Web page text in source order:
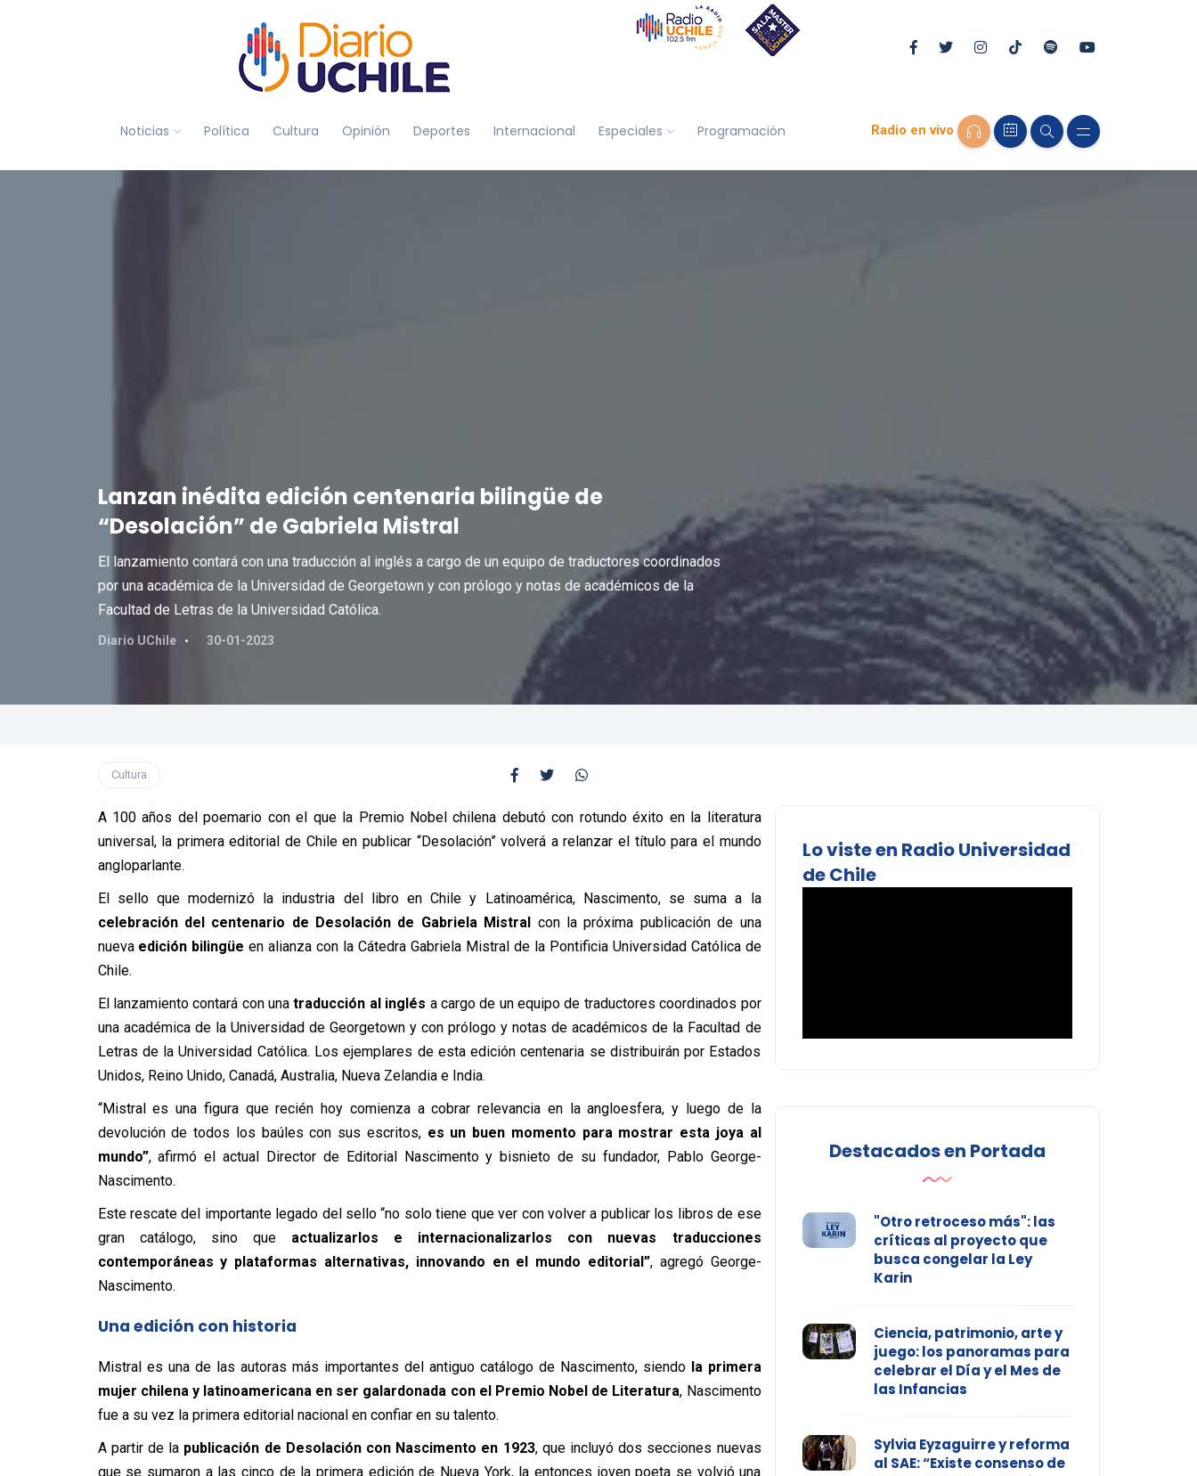
Noticias Política Cultura Opinión Deportes Internacional Especiales Programación Radio en vivo
Lanzan inédita edición centenaria bilingüe de
“Desolación” de Gabriela Mistral
El lanzamiento contará con una traducción al inglés a cargo de un equipo de traductores coordinados
por una académica de la Universidad de Georgetown y con prólogo y notas de académicos de la
Facultad de Letras de la Universidad Católica.
Diario UChile 30-01-2023
Cultura
A 100 años del poemario con el que la Premio Nobel chilena debutó con rotundo éxito en la literatura
universal, la primera editorial de Chile en publicar “Desolación” volverá a relanzar el título para el mundo
angloparlante.
El sello que modernizó la industria del libro en Chile y Latinoamérica, Nascimento, se suma a la
celebración del centenario de Desolación de Gabriela Mistral con la próxima publicación de una
nueva edición bilingüe en alianza con la Cátedra Gabriela Mistral de la Pontificia Universidad Católica de
Chile.
El lanzamiento contará con una traducción al inglés a cargo de un equipo de traductores coordinados por
una académica de la Universidad de Georgetown y con prólogo y notas de académicos de la Facultad de
Letras de la Universidad Católica. Los ejemplares de esta edición centenaria se distribuirán por Estados
Unidos, Reino Unido, Canadá, Australia, Nueva Zelandia e India.
“Mistral es una figura que recién hoy comienza a cobrar relevancia en la angloesfera, y luego de la
devolución de todos los baúles con sus escritos, es un buen momento para mostrar esta joya al
mundo”, afirmó el actual Director de Editorial Nascimento y bisnieto de su fundador, Pablo George-
Nascimento.
Este rescate del importante legado del sello “no solo tiene que ver con volver a publicar los libros de ese
gran catálogo, sino que actualizarlos e internacionalizarlos con nuevas traducciones
contemporáneas y plataformas alternativas, innovando en el mundo editorial”, agregó George-
Nascimento.
Una edición con historia
Mistral es una de las autoras más importantes del antiguo catálogo de Nascimento, siendola primera
mujer chilena y latinoamericana en ser galardonada con el Premio Nobel de Literatura, Nascimento
fue a su vez la primera editorial nacional en confiar en su talento.
A partir de la publicación de Desolacióncon Nascimento en 1923, que incluyó dos secciones nuevas
que se sumaron a las cinco de la primera edición de Nueva York, la entonces joven poeta se volvió una
Lo viste en Radio Universidad
de Chile
Destacados en Portada
"Otro retroceso más": las
críticas al proyecto que
busca congelar la Ley
Karin
Ciencia, patrimonio, arte y
juego: los panoramas para
celebrar el Día y el Mes de
las Infancias
Sylvia Eyzaguirre y reforma
al SAE: “Existe consenso de